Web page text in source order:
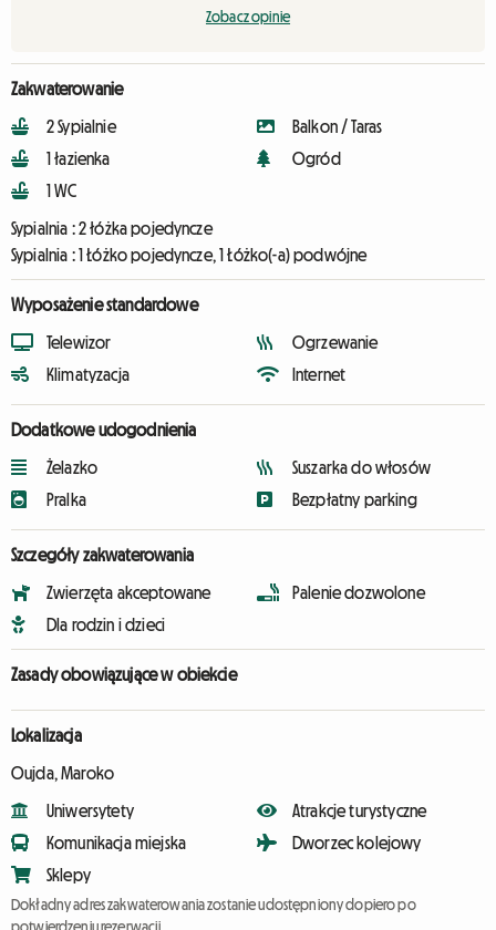
Zobacz opinie
Zakwaterowanie
2 Sypialnie
1 łazienka
1 WC
Balkon / Taras
Ogród
Sypialnia :2 łóżka pojedyncze
Sypialnia :1 Łóżko pojedyncze, 1 Łóżko(-a) podwójne
Wyposażenie standardowe
Telewizor
Klimatyzacja
Ogrzewanie
Internet
Dodatkowe udogodnienia
Żelazko
Pralka
Suszarka do włosów
Bezpłatny parking
Szczegóły zakwaterowania
Zwierzęta akceptowane
Dla rodzin i dzieci
Palenie dozwolone
Zasady obowiązujące w obiekcie
Lokalizacja
Oujda, Maroko
Uniwersytety
Komunikacja miejska
Sklepy
Atrakcje turystyczne
Dworzec kolejowy
Dokładny adres zakwaterowania zostanie udostępniony dopiero po
potwierdzeniu rezerwacji.